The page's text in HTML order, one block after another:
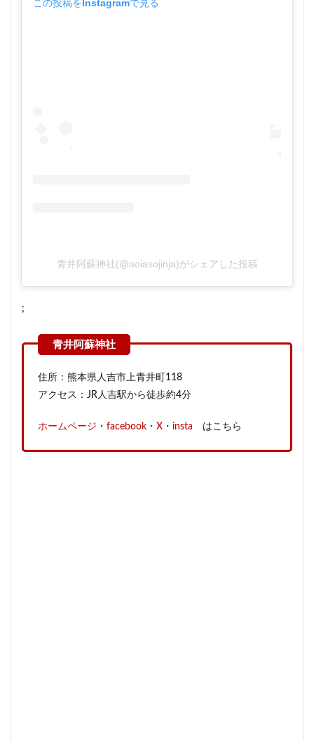
この投稿をInstagramで見る
青井阿蘇神社(@aoiasojinja)がシェアした投稿
;
住所：熊本県人吉市上青井町118
アクセス：JR人吉駅から徒歩約4分
ホームページ ・ facebook ・ X ・ insta はこちら